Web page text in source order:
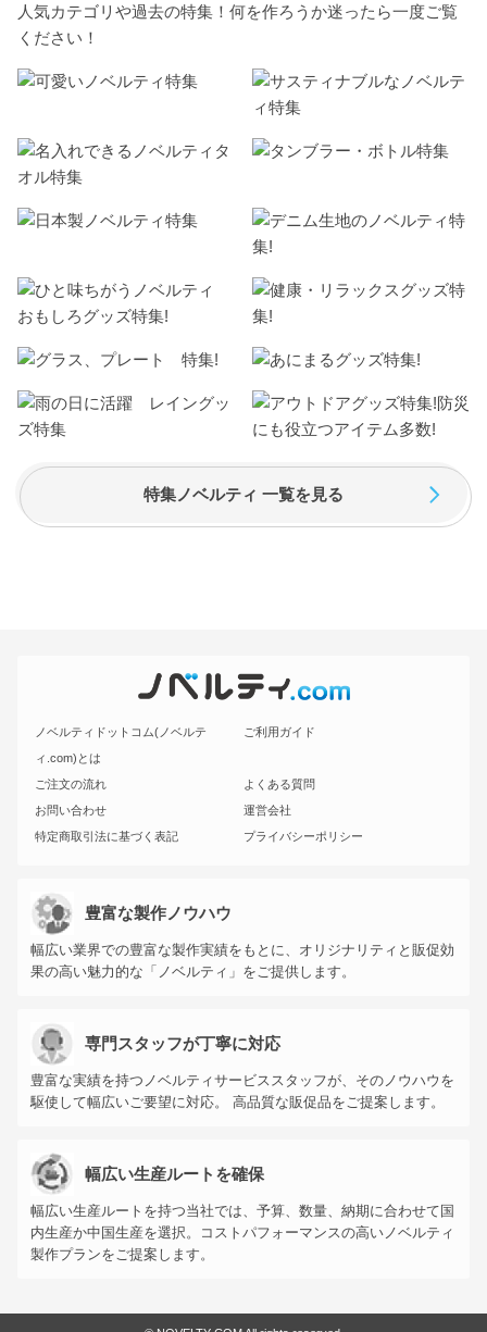
人気カテゴリや過去の特集！何を作ろうか迷ったら一度ご覧
ください！
特集ノベルティ 一覧を見る
ノベルティドットコム(ノベルテ
ィ.com)とは
ご利用ガイド
ご注文の流れ
よくある質問
お問い合わせ
運営会社
特定商取引法に基づく表記
プライバシーポリシー
豊富な製作ノウハウ
幅広い業界での豊富な製作実績をもとに、オリジナリティと販促効
果の高い魅力的な「ノベルティ」をご提供します。
専門スタッフが丁寧に対応
豊富な実績を持つノベルティサービススタッフが、そのノウハウを
駆使して幅広いご要望に対応。 高品質な販促品をご提案します。
幅広い生産ルートを確保
幅広い生産ルートを持つ当社では、予算、数量、納期に合わせて国
内生産か中国生産を選択。コストパフォーマンスの高いノベルティ
製作プランをご提案します。